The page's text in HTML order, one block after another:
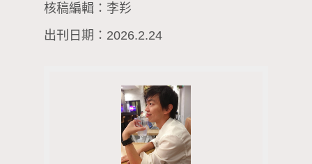
核稿編輯：李羏
出刊日期：2026.2.24